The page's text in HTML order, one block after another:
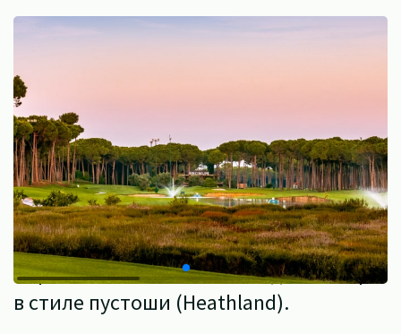
Первое классическое поле для гольфа
в стиле пустоши (Heathland).